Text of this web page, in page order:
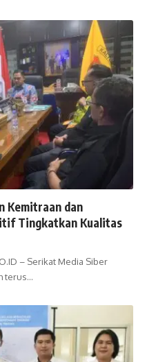
Kemitraan dan
Tingkatkan Kualitas
– Serikat Media Siber
terus…